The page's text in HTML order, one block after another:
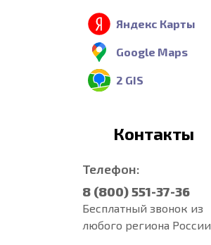
Яндекс Карты
Google Maps
2 GIS
Контакты
Телефон:
8 (800) 551-37-36
Бесплатный звонок из
любого региона России